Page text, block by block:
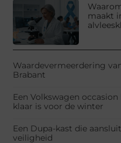
maakt
Waardevermeerdering
Brabant
Een Volkswagen
klaar is voor de winter
Een Dupa-kast die
veiligheid